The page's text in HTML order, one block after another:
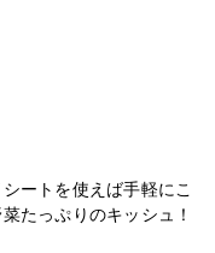
ートを使えば手軽にこ
たっぷりのキッシュ！